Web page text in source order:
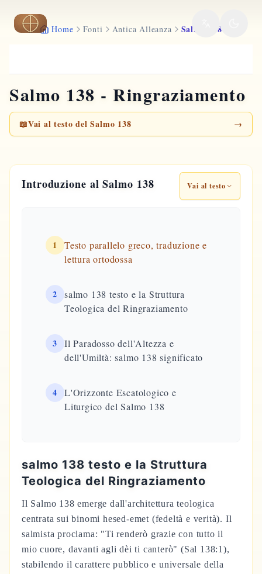
Vai al contenuto principale
Home Fonti Antica Alleanza Salmo 138
Salmo 138 - Ringraziamento
📖Vai al testo del Salmo 138 →
Introduzione al Salmo 138 Vai al testo
1
Testo parallelo greco, traduzione e
lettura ortodossa
2
salmo 138 testo e la Struttura
Teologica del Ringraziamento
3
Il Paradosso dell'Altezza e
dell'Umiltà: salmo 138 significato
4
L'Orizzonte Escatologico e
Liturgico del Salmo 138
salmo 138 testo e la Struttura
Teologica del Ringraziamento
Il Salmo 138 emerge dall'architettura teologica
centrata sui binomi hesed-emet (fedeltà e verità). Il
salmista proclama: "Ti renderò grazie con tutto il
mio cuore, davanti agli dèi ti canterò" (Sal 138:1),
stabilendo il carattere pubblico e universale della